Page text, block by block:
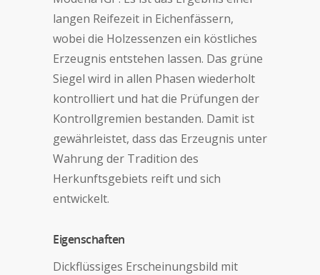
langen Reifezeit in Eichenfässern,
wobei die Holzessenzen ein köstliches
Erzeugnis entstehen lassen. Das grüne
Siegel wird in allen Phasen wiederholt
kontrolliert und hat die Prüfungen der
Kontrollgremien bestanden. Damit ist
gewährleistet, dass das Erzeugnis unter
Wahrung der Tradition des
Herkunftsgebiets reift und sich
entwickelt.
Eigenschaften
Dickflüssiges Erscheinungsbild mit